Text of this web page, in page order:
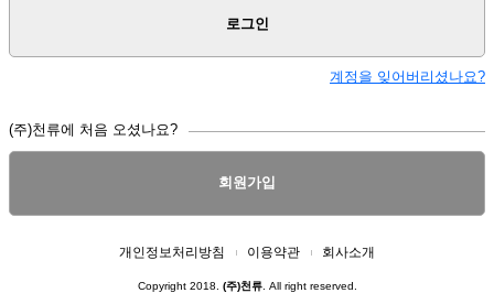
로그인
계정을 잊어버리셨나요?
(주)천류에 처음 오셨나요?
회원가입
개인정보처리방침 이용약관 회사소개
Copyright 2018. (주)천류. All right reserved.